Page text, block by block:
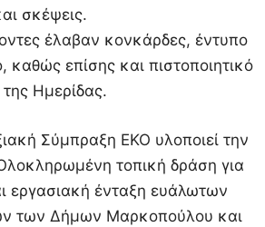
σκέψεις.
έλαβαν κονκάρδες, έντυπο
καθώς επίσης και πιστοποιητικό
Ημερίδας.
Σύμπραξη ΕΚΟ υλοποιεί την
τοπική δράση για
εργασιακή ένταξη ευάλωτων
των Δήμων Μαρκοπούλου και